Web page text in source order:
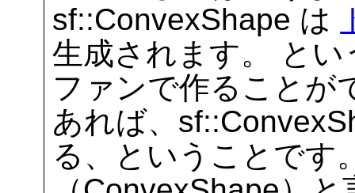
sf::ConvexShape は
生成されます。 と
ファンで作ることが
あれば、
る、ということです